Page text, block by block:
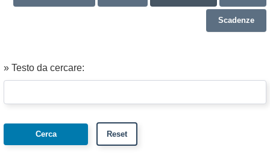
Scadenze
» Testo da cercare: